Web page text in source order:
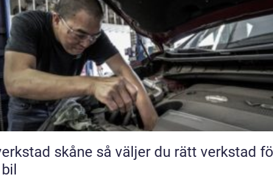
skåne så väljer du rätt verkstad för